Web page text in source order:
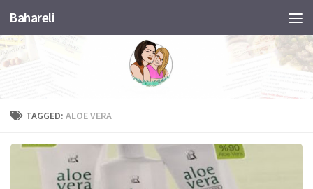
Skip to content
Bahareli
TAGGED: ALOE VERA